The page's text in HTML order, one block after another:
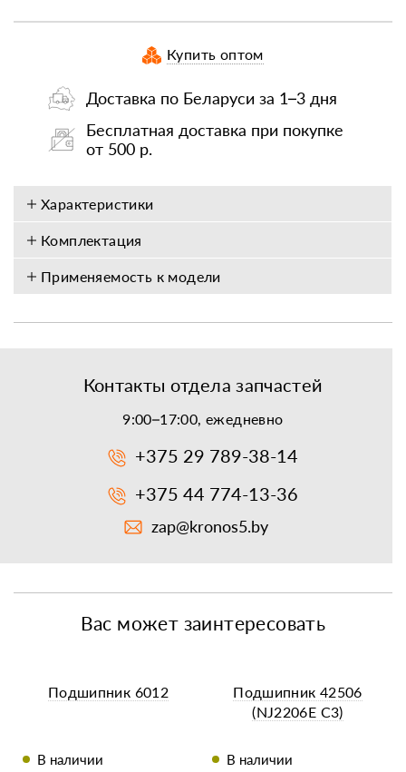
Купить оптом
Доставка по Беларуси за 1–3 дня
Бесплатная доставка при покупке
от 500 р.
Характеристики
Комплектация
Применяемость к модели
Контакты отдела запчастей
9:00–17:00, ежедневно
+375 29 789-38-14
+375 44 774-13-36
zap@kronos5.by
Вас может заинтересовать
Подшипник 6012
В наличии
Подшипник 42506
(NJ2206E C3)
В наличии